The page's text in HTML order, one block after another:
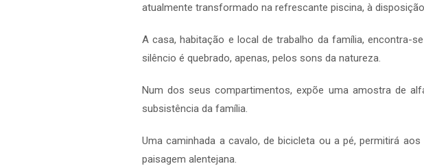
atualmente transformado na refrescante piscina, à
A casa, habitação e local de trabalho da família, encontra-
silêncio é quebrado, apenas, pelos sons da natureza.
Num dos seus compartimentos, expõe uma amostra de
subsistência da família.
Uma caminhada a cavalo, de bicicleta ou a pé, permitirá
paisagem alentejana.